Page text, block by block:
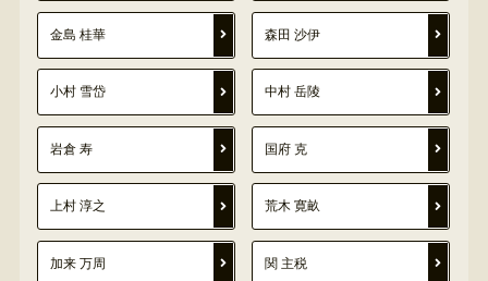
金島 桂華 森田 沙伊
小村 雪岱 中村 岳陵
岩倉 寿 国府 克
上村 淳之 荒木 寛畝
加来 万周 関 主税